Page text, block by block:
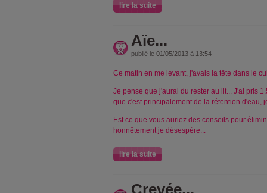
lire la suite
Aïe...
publié le 01/05/2013 à 13:54
Ce matin en me levant, j'avais la tête dans le
Je pense que j'aurai du rester au lit... J'ai pris
que c'est principalement de la rétention d'eau,
Est ce que vous auriez des conseils pour
honnêtement je désespère...
lire la suite
Crevée...